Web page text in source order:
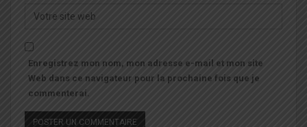
Enregistrez mon nom, mon adresse e-mail et mon site
Web dans ce navigateur pour la prochaine fois que je
commenterai.